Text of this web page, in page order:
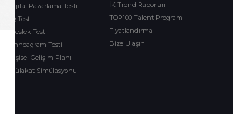
Dijital Pazarlama Testi
IQ Testi
Meslek Testi
Enneagram Testi
Kişisel Gelişim Planı
Mülakat Simülasyonu
İK Trend Raporları
TOP100 Talent Program
Fiyatlandırma
Bize Ulaşın